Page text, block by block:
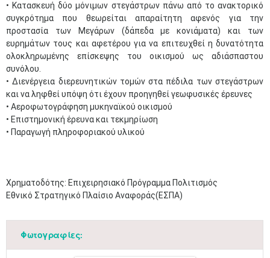
• Κατασκευή δύο μόνιμων στεγάστρων πάνω από το ανακτορικό
συγκρότημα που θεωρείται απαραίτητη αφενός για την
προστασία των Μεγάρων (δάπεδα με κονιάματα) και των
ευρημάτων τους και αφετέρου για να επιτευχθεί η δυνατότητα
ολοκληρωμένης επίσκεψης του οικισμού ως αδιάσπαστου
συνόλου.
• Διενέργεια διερευνητικών τομών στα πέδιλα των στεγάστρων
και να ληφθεί υπόψη ότι έχουν προηγηθεί γεωφυσικές έρευνες
• Αεροφωτογράφηση μυκηναϊκού οικισμού
• Επιστημονική έρευνα και τεκμηρίωση
• Παραγωγή πληροφοριακού υλικού
Χρηματοδότης: Επιχειρησιακό Πρόγραμμα Πολιτισμός
Εθνικό Στρατηγικό Πλαίσιο Αναφοράς(ΕΣΠΑ)
Φωτογραφίες: